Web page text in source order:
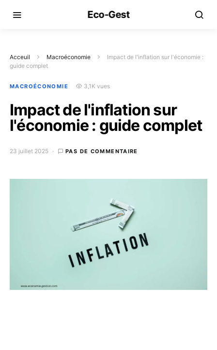
Eco-Gest
Acceuil Macroéconomie
Impact de l'inflation sur l'économie :
guide complet
MACROÉCONOMIE 3,1K vues
Impact de l'inflation sur
l'économie : guide complet
23 juillet 2025 PAS DE COMMENTAIRE